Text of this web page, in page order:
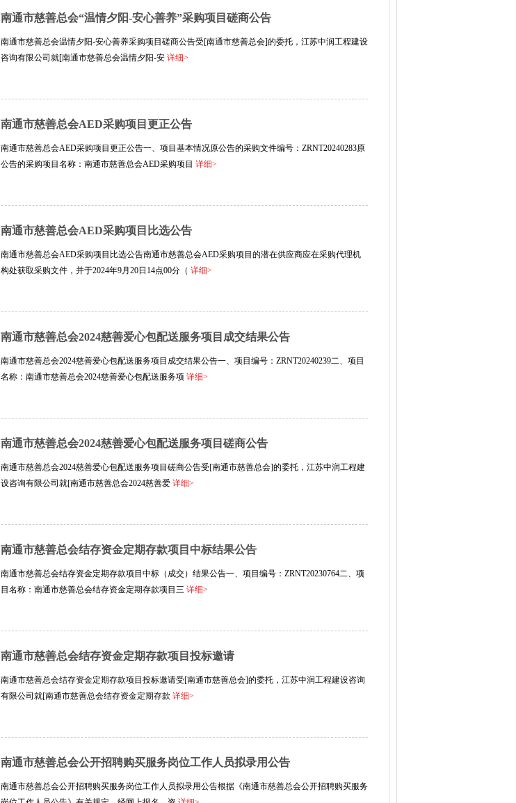
南通市慈善总会“温情夕阳-安心善养”采购项目磋商公告
南通市慈善总会温情夕阳-安心善养采购项目磋商公告受[南通市慈善总会]的委托，江苏中润工程建设
咨询有限公司就[南通市慈善总会温情夕阳-安 详细>
南通市慈善总会AED采购项目更正公告
南通市慈善总会AED采购项目更正公告一、项目基本情况原公告的采购文件编号：ZRNT20240283原
公告的采购项目名称：南通市慈善总会AED采购项目 详细>
南通市慈善总会AED采购项目比选公告
南通市慈善总会AED采购项目比选公告南通市慈善总会AED采购项目的潜在供应商应在采购代理机
构处获取采购文件，并于2024年9月20日14点00分（ 详细>
南通市慈善总会2024慈善爱心包配送服务项目成交结果公告
南通市慈善总会2024慈善爱心包配送服务项目成交结果公告一、项目编号：ZRNT20240239二、项目
名称：南通市慈善总会2024慈善爱心包配送服务项 详细>
南通市慈善总会2024慈善爱心包配送服务项目磋商公告
南通市慈善总会2024慈善爱心包配送服务项目磋商公告受[南通市慈善总会]的委托，江苏中润工程建
设咨询有限公司就[南通市慈善总会2024慈善爱 详细>
南通市慈善总会结存资金定期存款项目中标结果公告
南通市慈善总会结存资金定期存款项目中标（成交）结果公告一、项目编号：ZRNT20230764二、项
目名称：南通市慈善总会结存资金定期存款项目三 详细>
南通市慈善总会结存资金定期存款项目投标邀请
南通市慈善总会结存资金定期存款项目投标邀请受[南通市慈善总会]的委托，江苏中润工程建设咨询
有限公司就[南通市慈善总会结存资金定期存款 详细>
南通市慈善总会公开招聘购买服务岗位工作人员拟录用公告
南通市慈善总会公开招聘购买服务岗位工作人员拟录用公告根据《南通市慈善总会公开招聘购买服务